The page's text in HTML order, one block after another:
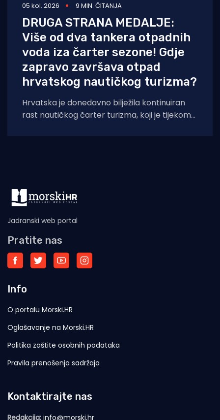
05 kol. 2026 9 MIN. ČITANJA
DRUGA STRANA MEDALJE:
Više od dva tankera otpadnih
voda iza čarter sezone! Gdje
zapravo završava otpad
hrvatskog nautičkog turizma?
Hrvatska je donedavno bilježila kontinuiran
rast nautičkog čarter turizma, koji je tijekom
Jadranski web portal
Pratite nas
Info
O portalu Morski.HR
Oglašavanje na Morski.HR
Politika zaštite osobnih podataka
Pravila prenošenja sadržaja
Kontaktirajte nas
Redakcija: info@morski.hr